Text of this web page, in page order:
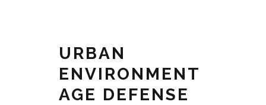
URBAN
ENVIRONMENT
AGE DEFENSE